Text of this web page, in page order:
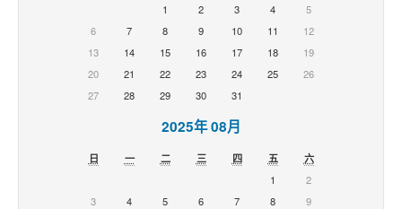
1
2 3 4
5
6
7 8 9 10 11
12
13
14 15 16 17 18
19
20
21 22 23 24 25
26
27
28 29 30 31
2025年 08月
日 一 二 三 四 五
六
1
2
3
4 5 6 7 8
9